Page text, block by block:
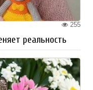
255
реальность